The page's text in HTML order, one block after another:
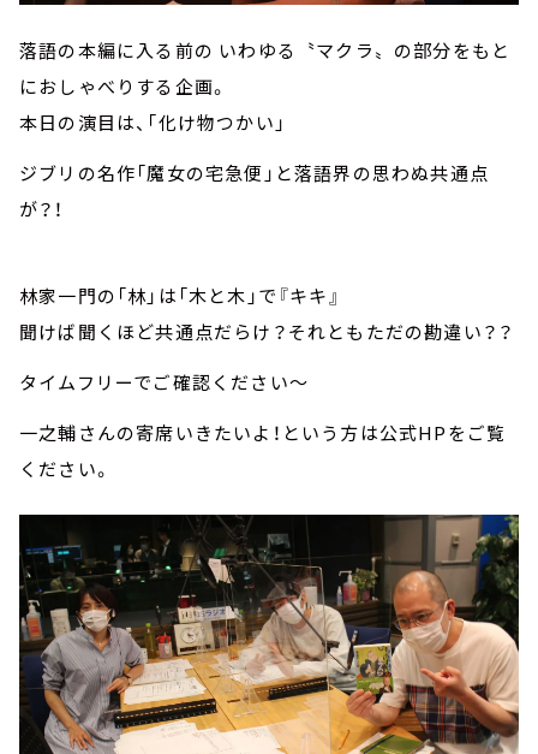
落語の本編に入る前の いわゆる〝マクラ〟の部分をもと
におしゃべりする企画。
本日の演目は、「化け物つかい」
ジブリの名作「魔女の宅急便」と落語界の思わぬ共通点
が？！
林家一門の「林」は「木と木」で『キキ』
聞けば聞くほど共通点だらけ？それともただの勘違い？？
タイムフリーでご確認ください～
一之輔さんの寄席いきたいよ！という方は公式HPをご覧
ください。